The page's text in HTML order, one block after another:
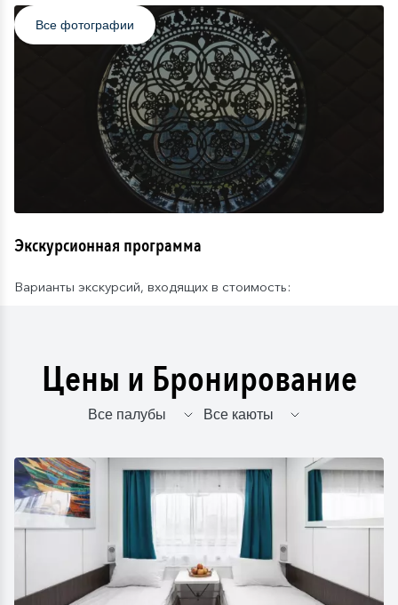
Все фотографии
Экскурсионная программа
Варианты экскурсий, входящих в стоимость:
Цены и Бронирование